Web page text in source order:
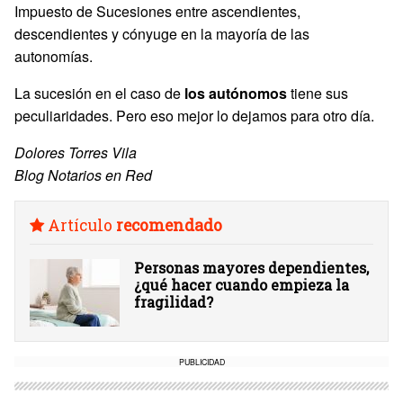
Impuesto de Sucesiones entre ascendientes,
descendientes y cónyuge en la mayoría de las
autonomías.
La sucesión en el caso de los autónomostiene sus
peculiaridades. Pero eso mejor lo dejamos para otro día.
Dolores Torres Vila
Blog Notarios en Red
Artículo recomendado
Personas mayores dependientes,
¿qué hacer cuando empieza la
fragilidad?
PUBLICIDAD